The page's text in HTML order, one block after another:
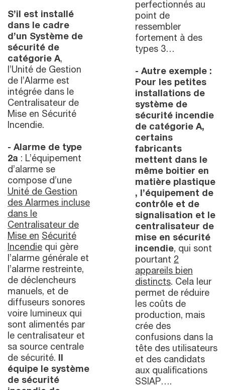
S’il est installé
dans le cadre
d’un Système de
sécurité de
catégorie A,
l’Unité de Gestion
de l’Alarme est
intégrée dans le
Centralisateur de
Mise en Sécurité
Incendie.
- Alarme de type
2a : L’équipement
d’alarme se
compose d’une
Unité de Gestion
des Alarmes incluse
dans le
Centralisateur de
Mise en Sécurité
Incendie qui gère
l’alarme générale et
l’alarme restreinte,
de déclencheurs
manuels, et de
diffuseurs sonores
voire lumineux qui
sont alimentés par
le centralisateur et
sa source centrale
de sécurité. Il
équipe le système
de sécurité
perfectionnés au
point de
ressembler
fortement à des
types 3…
- Autre exemple :
Pour les petites
installations de
système de
sécurité incendie
de catégorie A,
certains
fabricants
mettent dans le
même boitier en
matière plastique
, l’équipement de
contrôle et de
signalisation et le
centralisateur de
mise en sécurité
incendie, qui sont
pourtant 2
appareils bien
distincts. Cela leur
permet de réduire
les coûts de
production, mais
crée des
confusions dans la
tête des utilisateurs
et des candidats
aux qualifications
SSIAP….